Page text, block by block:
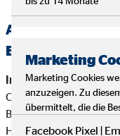
Alternative
Beschwerde-/
Interne
OVB
Bereich
Heumarkt 1
Marketing
Marketing Cookies
anzuzeigen. Zu
übermittelt, die die
Facebook Pixel |